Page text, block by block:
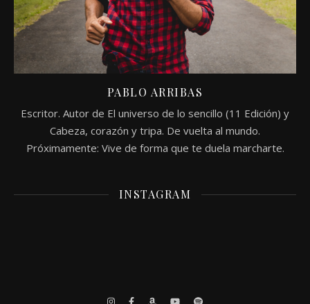
PABLO ARRIBAS
Escritor. Autor de El universo de lo sencillo (11 Edición) y
Cabeza, corazón y tripa. De vuelta al mundo.
Próximamente: Vive de forma que te duela marcharte.
INSTAGRAM